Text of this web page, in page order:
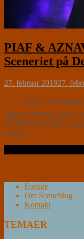
PIAF &
Sceneriet på
27. februar 201927.
⭐⭐⭐ ”Jeg er et billigt
erfarne stemme passer
da heller ikke første
sange,[…]
Forside
Om Sceneblog
Kontakt
TEMAER